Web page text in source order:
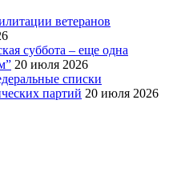
ветеранов
суббота – еще одна
20 июля 2026
списки
партий 20 июля 2026